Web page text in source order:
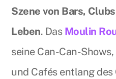
Szene von Bars,
Leben. Das Moulin
seine Can-Can-
und Cafés entlang des